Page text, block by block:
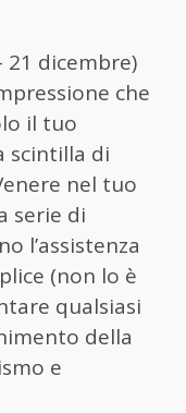
21 dicembre)
che
il tuo
scintilla di
nel tuo
serie di
l’assistenza
(non lo è
qualsiasi
della
e